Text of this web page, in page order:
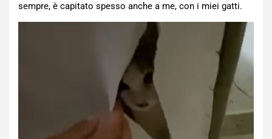
sempre, è capitato spesso anche a me, con i miei gatti.